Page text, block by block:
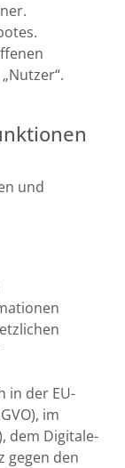
und
in der EU-
im
dem Digitale-
gegen den